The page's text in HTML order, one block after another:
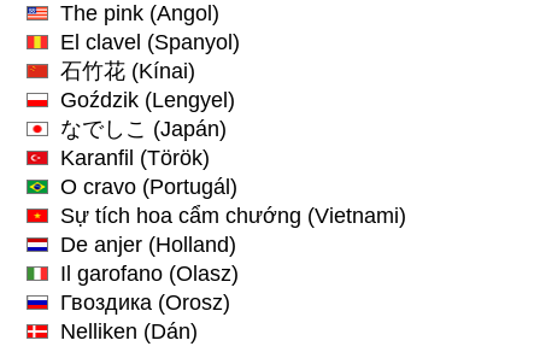
The pink (Angol)
El clavel (Spanyol)
石竹花 (Kínai)
Goździk (Lengyel)
なでしこ (Japán)
Karanfil (Török)
O cravo (Portugál)
Sự tích hoa cẩm chướng (Vietnami)
De anjer (Holland)
Il garofano (Olasz)
Гвоздика (Orosz)
Nelliken (Dán)